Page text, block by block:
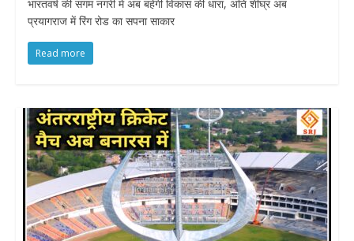
भारतवर्ष की संगम नगरी में अब बहेगी विकास की धारा, अति शीघ्र अब
प्रयागराज में रिंग रोड का सपना साकार
Read more